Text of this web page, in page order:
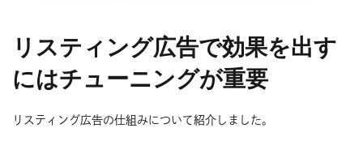
リスティング広告で効果を出す
にはチューニングが重要
リスティング広告の仕組みについて紹介しました。